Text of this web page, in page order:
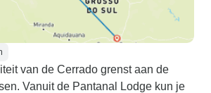
van de Cerrado grenst aan de
Vanuit de Pantanal Lodge kun je